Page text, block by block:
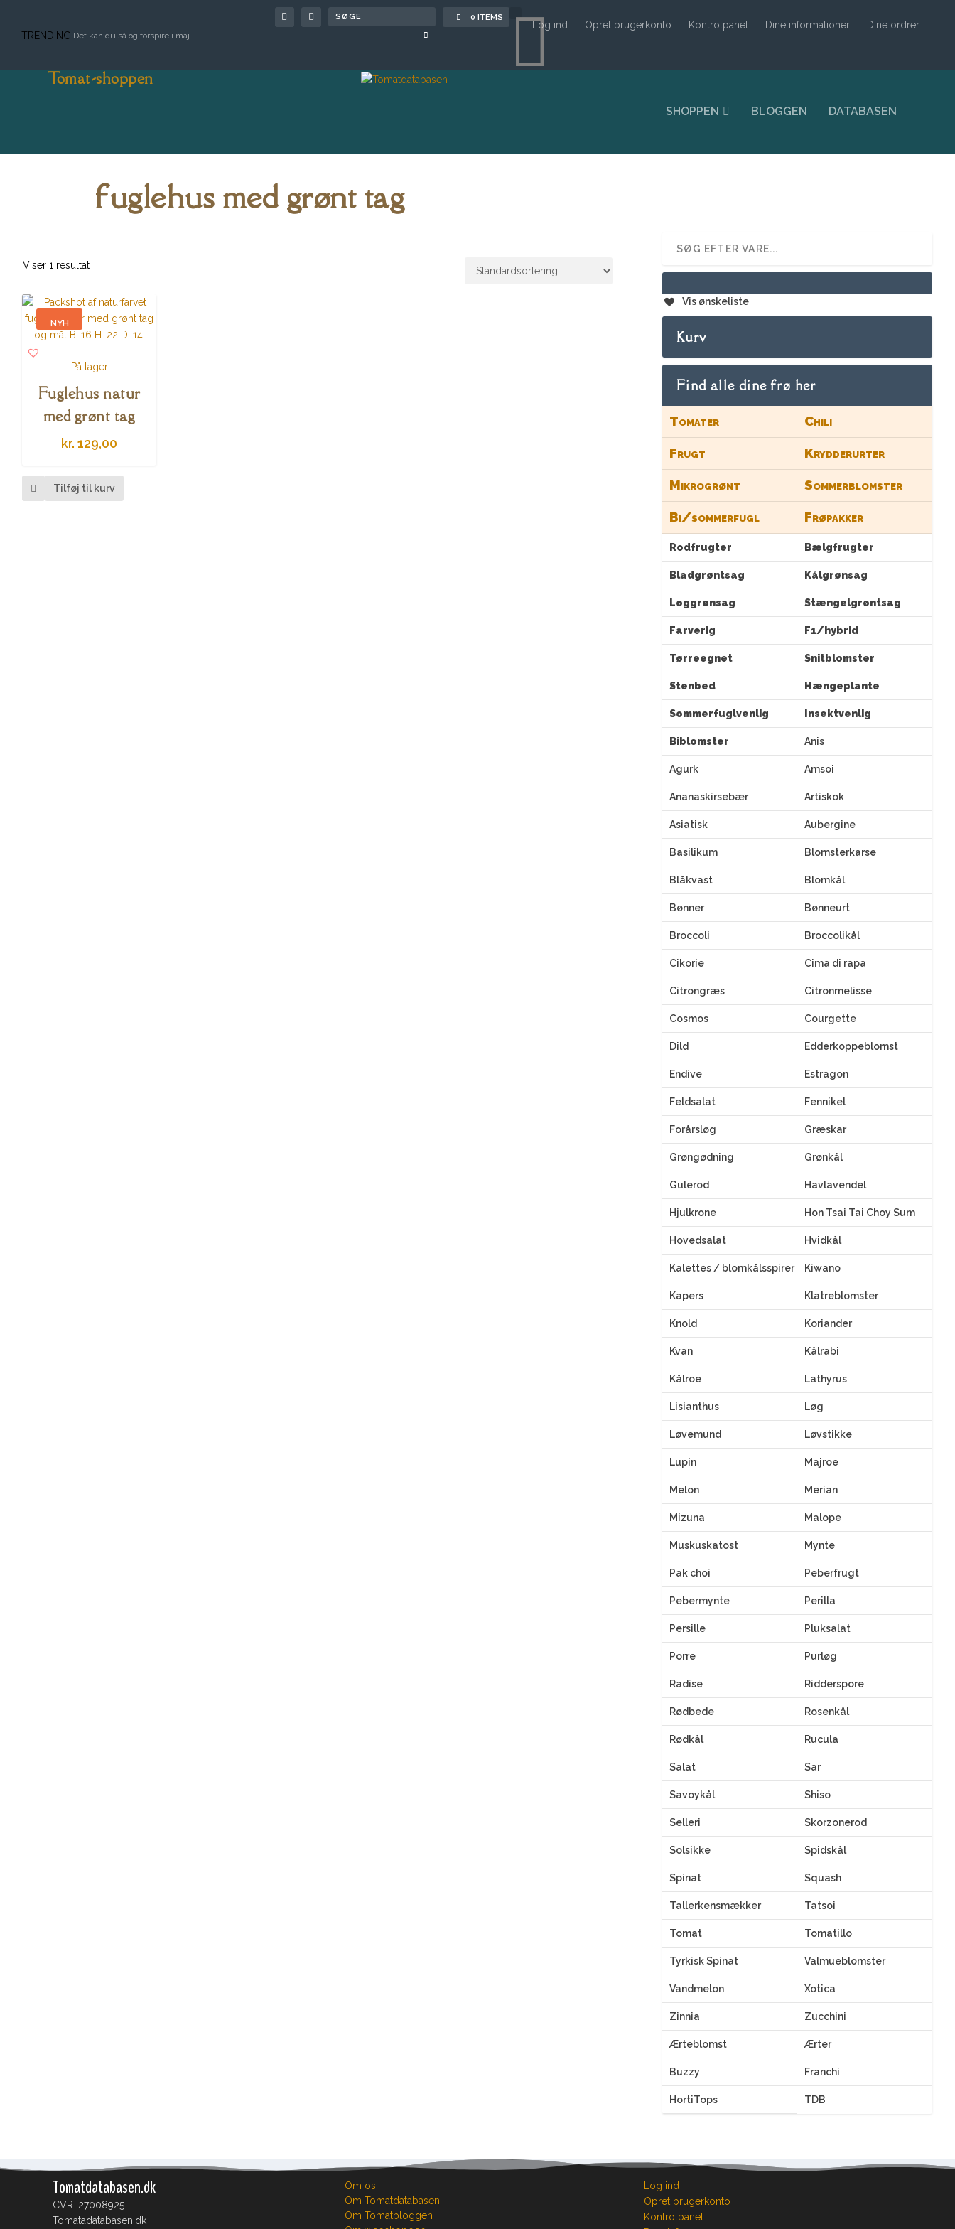
TRENDING:Det kan du så og forspire i maj
0 ITEMS Log ind Opret brugerkonto Kontrolpanel Dine informationer Dine ordrer
Tomat-shoppen
SHOPPEN BLOGGEN DATABASEN
fuglehus med grønt tag
Viser 1 resultat
NYH
På lager
Fuglehus natur
med grønt tag
kr. 129,00
Tilføj til kurv
Vis ønskeliste
Kurv
Find alle dine frø her
Tomater Chili
Frugt Krydderurter
Mikrogrønt Sommerblomster
Bi/sommerfugl Frøpakker
Rodfrugter Bælgfrugter
Bladgrøntsag Kålgrønsag
Løggrønsag Stængelgrøntsag
Farverig F1/hybrid
Tørreegnet Snitblomster
Stenbed Hængeplante
Sommerfuglvenlig Insektvenlig
Biblomster Anis
Agurk Amsoi
Ananaskirsebær Artiskok
Asiatisk Aubergine
Basilikum Blomsterkarse
Blåkvast Blomkål
Bønner Bønneurt
Broccoli Broccolikål
Cikorie Cima di rapa
Citrongræs Citronmelisse
Cosmos Courgette
Dild Edderkoppeblomst
Endive Estragon
Feldsalat Fennikel
Forårsløg Græskar
Grøngødning Grønkål
Gulerod Havlavendel
Hjulkrone Hon Tsai Tai Choy Sum
Hovedsalat Hvidkål
Kalettes / blomkålsspirer Kiwano
Kapers Klatreblomster
Knold Koriander
Kvan Kålrabi
Kålroe Lathyrus
Lisianthus Løg
Løvemund Løvstikke
Lupin Majroe
Melon Merian
Mizuna Malope
Muskuskatost Mynte
Pak choi Peberfrugt
Pebermynte Perilla
Persille Pluksalat
Porre Purløg
Radise Ridderspore
Rødbede Rosenkål
Rødkål Rucula
Salat Sar
Savoykål Shiso
Selleri Skorzonerod
Solsikke Spidskål
Spinat Squash
Tallerkensmækker Tatsoi
Tomat Tomatillo
Tyrkisk Spinat Valmueblomster
Vandmelon Xotica
Zinnia Zucchini
Ærteblomst Ærter
Buzzy Franchi
HortiTops TDB
Tomatdatabasen.dk
CVR: 27008925
Tomatadatabasen.dk
Om os
Om Tomatdatabasen
Om Tomatbloggen
Log ind
Opret brugerkonto
Kontrolpanel